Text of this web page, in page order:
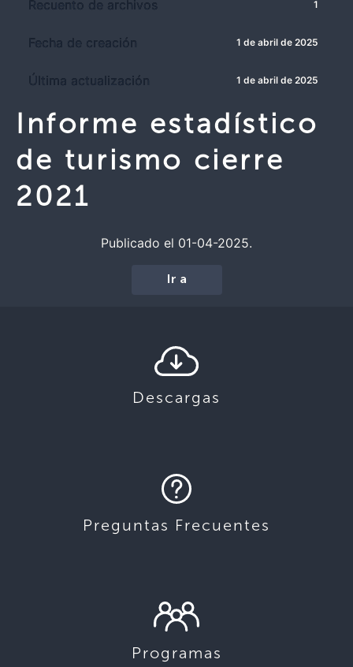
Recuento de archivos 1
Fecha de creación 1 de abril de 2025
Última actualización 1 de abril de 2025
Informe estadístico
de turismo cierre
2021
Publicado el 01-04-2025.
Ir a
Descargas
Preguntas Frecuentes
Programas